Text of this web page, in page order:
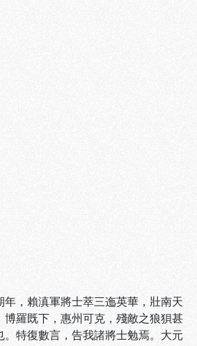
，賴滇軍將士萃三迤英華，壯南天
羅既下，惠州可克，殘敵之狼狽甚
特復數言，告我諸將士勉焉。大元